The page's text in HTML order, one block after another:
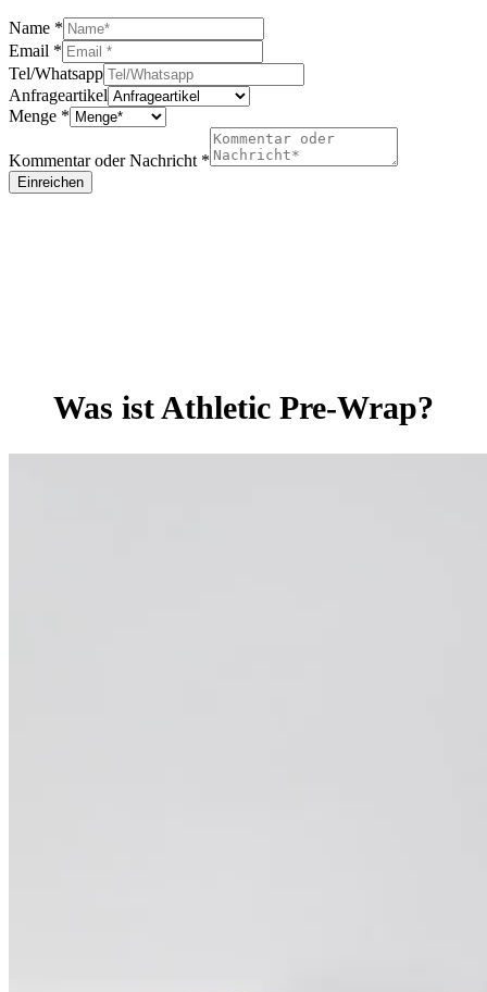
Name *
Email *
Tel/Whatsapp
Anfrageartikel
Menge *
Kommentar oder Nachricht *
Einreichen
Was ist Athletic Pre-Wrap?